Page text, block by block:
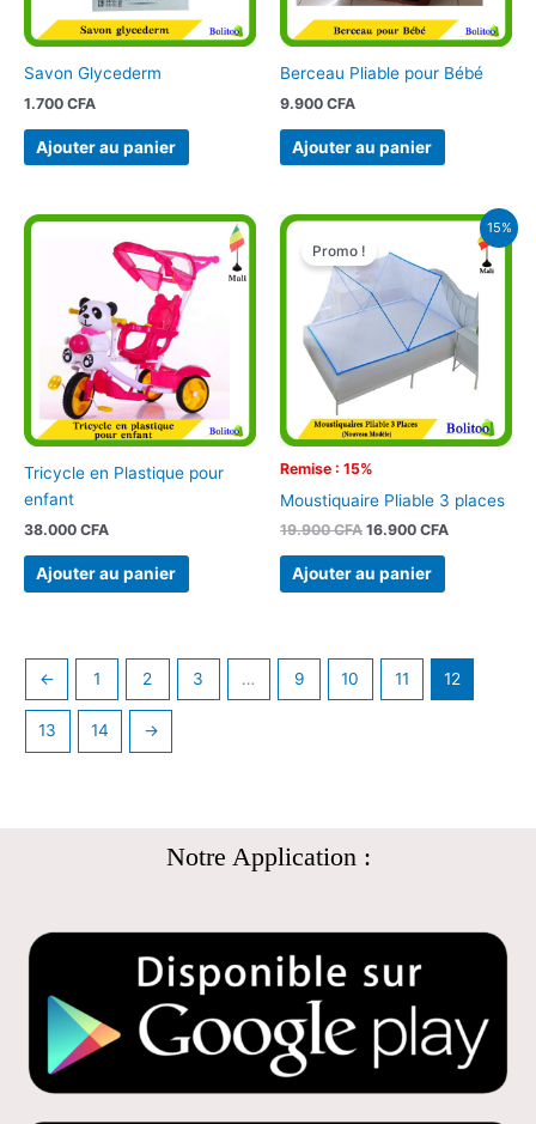
Savon Glycederm
1.700 CFA
Ajouter au panier
Berceau Pliable pour Bébé
9.900 CFA
Ajouter au panier
Tricycle en Plastique pour
enfant
38.000 CFA
Ajouter au panier
15%
Remise : 15%
Promo !
Moustiquaire Pliable 3 places
19.900CFA
Le
initial
était :
19.900 CFA.
16.900 CFA
Le
actuel
est :
16.900 CFA.
Ajouter au panier
← 1 2 3 … 9 10 11 12
13 14 →
Notre Application :